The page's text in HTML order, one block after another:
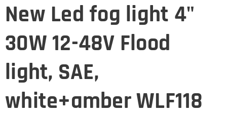
New Led fog light 4"
30W 12-48V Flood
light, SAE,
white+amber WLF118